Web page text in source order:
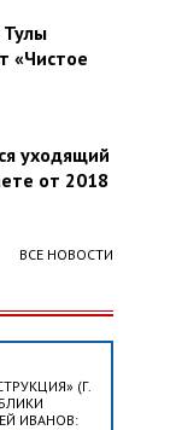
Тулы
«Чистое
уходящий
от 2018
ВСЕ НОВОСТИ
(Г.
ИВАНОВ: